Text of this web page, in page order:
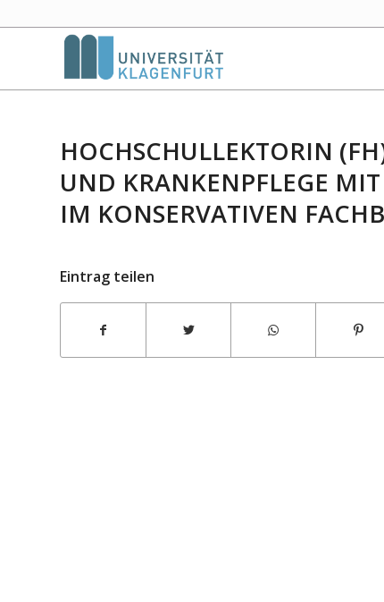
HOCHSCHULLEKTORIN
UND KRANKENPFLEGE
IM KONSERVATIVEN
Eintrag teilen